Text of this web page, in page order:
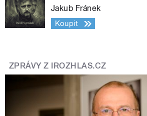
Jakub Fránek
Koupit
ZPRÁVY Z IROZHLAS.CZ